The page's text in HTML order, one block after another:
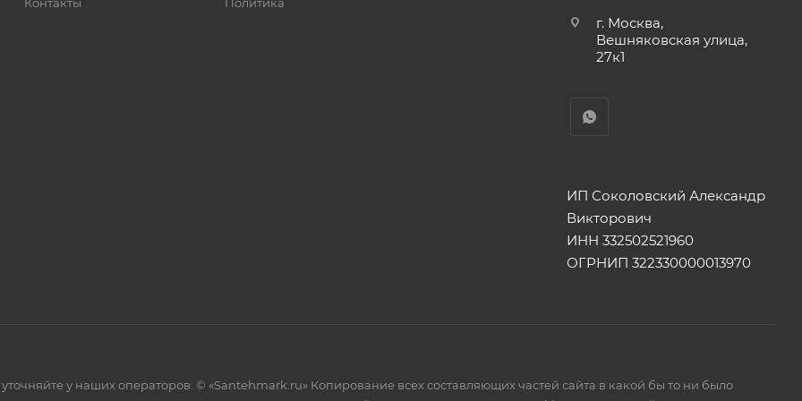
г. Москва,
Вешняковская улица,
27к1
ИП Соколовский Александр
Викторович
ИНН 332502521960
ОГРНИП 322330000013970
у наших операторов. © «Santehmark.ru» Копирование всех составляющих частей сайта в какой бы то ни было